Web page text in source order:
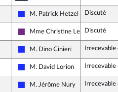
Les Républicains
M. Patrick Hetzel Discuté
La République en Marche
Mme Christine Le Nabour
Discuté
Les Républicains
M. Dino Cinieri Irrecevable
Les Républicains
M. David Lorion Irrecevable
Les Républicains
M. Jérôme Nury Irrecevable